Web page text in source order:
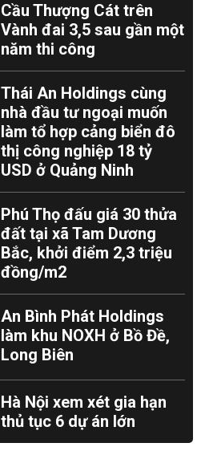
Cầu Thượng Cát trên
Vành đai 3,5 sau gần một
năm thi công
Thái An Holdings cùng
nhà đầu tư ngoại muốn
làm tổ hợp cảng biển đô
thị công nghiệp 18 tỷ
USD ở Quảng Ninh
Phú Thọ đấu giá 30 thửa
đất tại xã Tam Dương
Bắc, khởi điểm 2,3 triệu
đồng/m2
An Bình Phát Holdings
làm khu NOXH ở Bồ Đề,
Long Biên
Hà Nội xem xét gia hạn
thủ tục 6 dự án lớn